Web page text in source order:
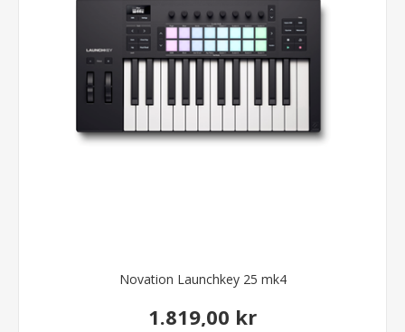
Novation Launchkey 25 mk4
1.819,00 kr